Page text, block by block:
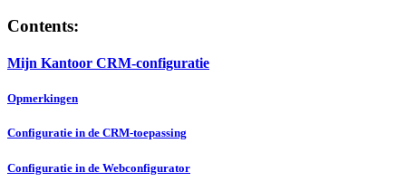
Contents:
Mijn Kantoor CRM-configuratie
Opmerkingen
Configuratie in de CRM-toepassing
Configuratie in de Webconfigurator